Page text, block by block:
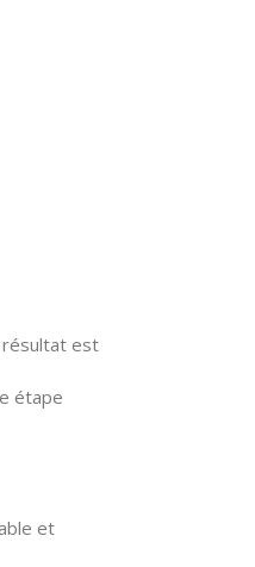
résultat est
étape
et